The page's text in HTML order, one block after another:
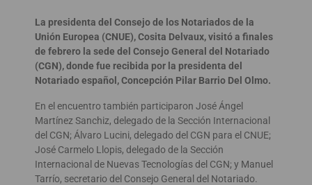
La presidenta del Consejo de los Notariados de la
Unión Europea (CNUE), Cosita Delvaux, visitó a finales
de febrero la sede del Consejo General del Notariado
(CGN), donde fue recibida por la presidenta del
Notariado español, Concepción Pilar Barrio Del Olmo.
En el encuentro también participaron José Ángel
Martínez Sanchiz, delegado de la Sección Internacional
del CGN; Álvaro Lucini, delegado del CGN para el CNUE;
José Carmelo Llopis, delegado de la Sección
Internacional de Nuevas Tecnologías del CGN; y Manuel
Tarrío, secretario del Consejo General del Notariado.